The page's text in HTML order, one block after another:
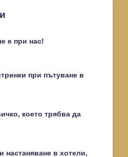
е при нас!
при пътуване в
което трябва да
настаняване в хотели,